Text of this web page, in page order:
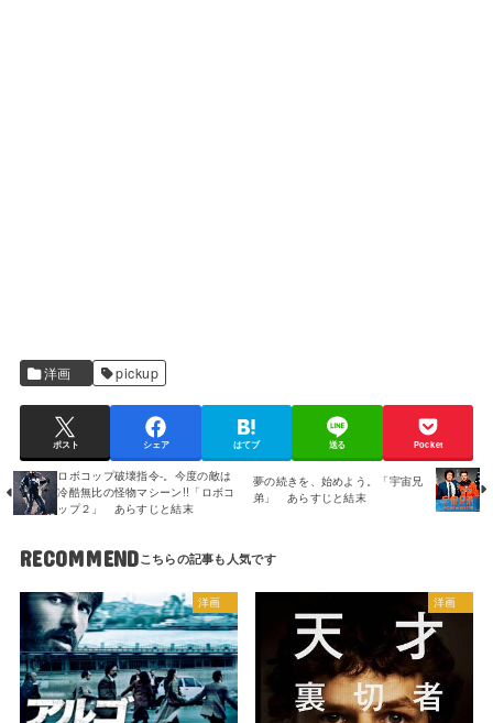
洋画 pickup
ポスト シェア はてブ 送る Pocket
ロボコップ破壊指令-。今度の敵は
冷酷無比の怪物マシーン!!「ロボコ
ップ２」 あらすじと結末
夢の続きを、始めよう。「宇宙兄
弟」 あらすじと結末
RECOMMEND
洋画 洋画